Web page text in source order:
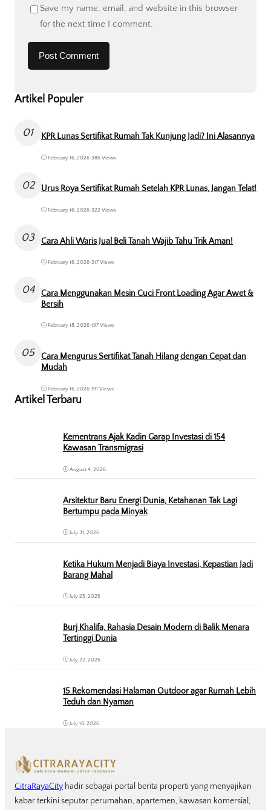
Save my name, email, and website in this browser
for the next time I comment.
Artikel Populer
01 KPR Lunas Sertifikat Rumah Tak Kunjung Jadi? Ini Alasannya
February 16, 2026• 386 Views
02 Urus Roya Sertifikat Rumah Setelah KPR Lunas, Jangan Telat!
February 16, 2026• 322 Views
03 Cara Ahli Waris Jual Beli Tanah Wajib Tahu Trik Aman!
February 16, 2026•317 Views
04
Cara Menggunakan Mesin Cuci Front Loading Agar Awet &
Bersih
February 18, 2026•197 Views
05
Cara Mengurus Sertifikat Tanah Hilang dengan Cepat dan
Mudah
February 16, 2026•191 Views
Artikel Terbaru
Kementrans Ajak Kadin Garap Investasi di 154
Kawasan Transmigrasi
August 4, 2026
Arsitektur Baru Energi Dunia, Ketahanan Tak Lagi
Bertumpu pada Minyak
July 31, 2026
Ketika Hukum Menjadi Biaya Investasi, Kepastian Jadi
Barang Mahal
July 25, 2026
Burj Khalifa, Rahasia Desain Modern di Balik Menara
Tertinggi Dunia
July 22, 2026
15 Rekomendasi Halaman Outdoor agar Rumah Lebih
Teduh dan Nyaman
July 18, 2026
CitraRayaCity hadir sebagai portal berita properti yang menyajikan
kabar terkini seputar perumahan, apartemen, kawasan komersial,